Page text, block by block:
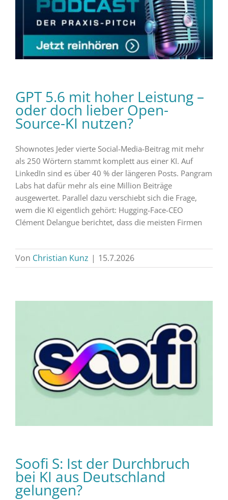
GPT 5.6 mit hoher Leistung –
oder doch lieber Open-
Source-KI nutzen?
Shownotes Jeder vierte Social-Media-Beitrag mit mehr
als 250 Wörtern stammt komplett aus einer KI. Auf
LinkedIn sind es über 40 % der längeren Posts. Pangram
Labs hat dafür mehr als eine Million Beiträge
ausgewertet. Parallel dazu verschiebt sich die Frage,
wem die KI eigentlich gehört: Hugging-Face-CEO
Clément Delangue berichtet, dass die meisten Firmen
Von Christian Kunz | 15.7.2026
Soofi S: Ist der Durchbruch
bei KI aus Deutschland
gelungen?